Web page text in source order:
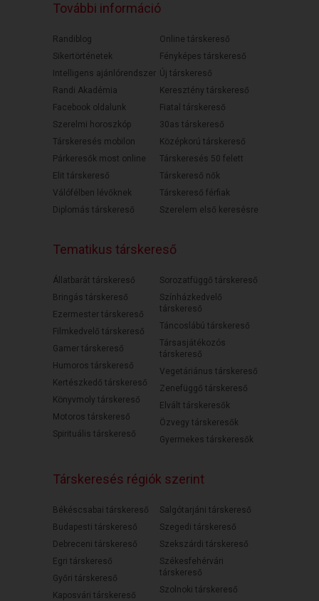
További információ
Randiblog
Sikertörténetek
Intelligens ajánlórendszer
Randi Akadémia
Facebook oldalunk
Szerelmi horoszkóp
Társkeresés mobilon
Párkeresők most online
Elit társkereső
Válófélben lévőknek
Diplomás társkereső
Online társkereső
Fényképes társkereső
Új társkereső
Keresztény társkereső
Fiatal társkereső
30as társkereső
Középkorú társkereső
Társkeresés 50 felett
Társkereső nők
Társkereső férfiak
Szerelem első keresésre
Tematikus társkereső
Állatbarát társkereső
Bringás társkereső
Ezermester társkereső
Filmkedvelő társkereső
Gamer társkereső
Humoros társkereső
Kertészkedő társkereső
Könyvmoly társkereső
Motoros társkereső
Spirituális társkereső
Sorozatfüggő társkereső
Színházkedvelő
társkereső
Táncoslábú társkereső
Társasjátékozós
társkereső
Vegetáriánus társkereső
Zenefüggő társkereső
Elvált társkeresők
Özvegy társkeresők
Gyermekes társkeresők
Társkeresés régiók szerint
Békéscsabai társkereső
Budapesti társkereső
Debreceni társkereső
Egri társkereső
Győri társkereső
Kaposvári társkereső
Salgótarjáni társkereső
Szegedi társkereső
Szekszárdi társkereső
Székesfehérvári
társkereső
Szolnoki társkereső